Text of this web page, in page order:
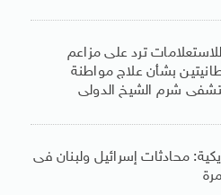
للاستعلامات ترد على مزاعم
بشأن علاج مواطنة
شرم الشيخ الدولى
محادثات إسرائيل ولبنان فى